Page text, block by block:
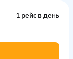
1 рейс в день